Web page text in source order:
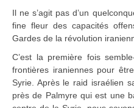
Il ne s’agit pas d’un
fine fleur des capacités
Gardes de la révolution
C’est la première fois
frontières iraniennes pour
Syrie. Après le raid israélien
près de Palmyre qui est une